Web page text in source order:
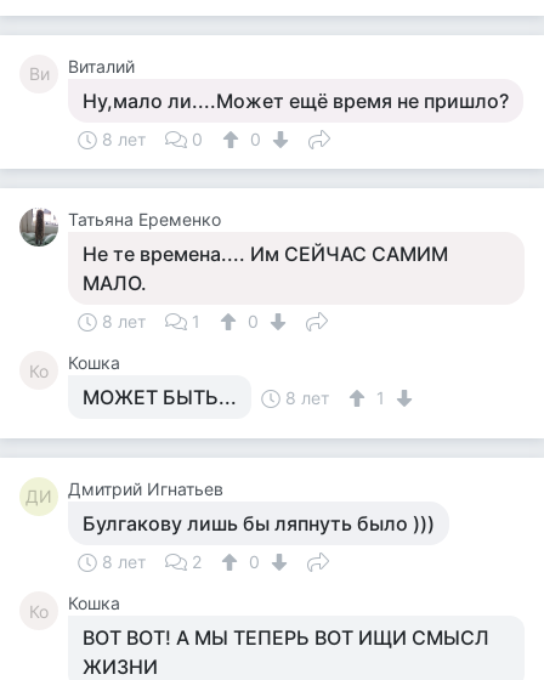
Ви Виталий
Ну,мало ли....Может ещё время не пришло?
8 лет 0 0
Татьяна Еременко
Не те времена.... Им СЕЙЧАС САМИМ
МАЛО.
8 лет 1 0
Ко Кошка
МОЖЕТ БЫТЬ... 8 лет 1
ДИ Дмитрий Игнатьев
Булгакову лишь бы ляпнуть было )))
8 лет 2 0
Ко Кошка
ВОТ ВОТ! А МЫ ТЕПЕРЬ ВОТ ИЩИ СМЫСЛ
ЖИЗНИ